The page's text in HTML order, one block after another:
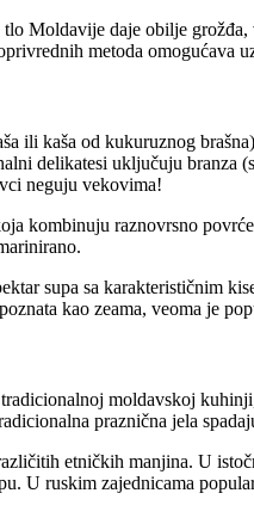
Moldavije daje obilje
metoda omogućava
ili kaša od kukuruznog
delikatesi uključuju branza
neguju vekovima!
kombinuju raznovrsno
supa sa karakterističnim
kao zeama, veoma je
moldavskoj
praznična jela
etničkih manjina. U
U ruskim zajednicama